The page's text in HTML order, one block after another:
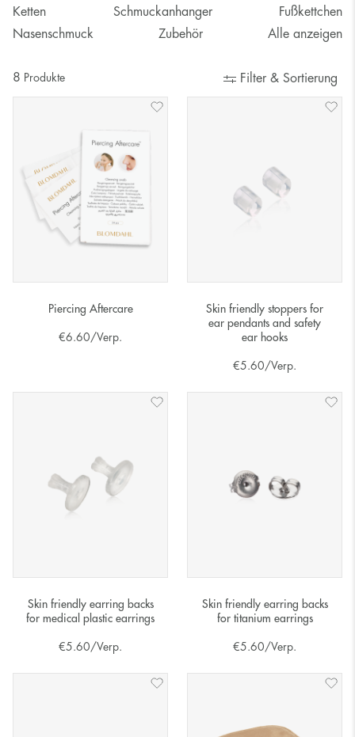
Ketten
Schmuckanhanger
Fußkettchen
Nasenschmuck
Zubehör Alle anzeigen
8 Produkte Filter & Sortierung
Piercing Aftercare
€6.60 /Verp.
Skin friendly stoppers for
ear pendants and safety
ear hooks
€5.60 /Verp.
Skin friendly earring backs
for medical plastic earrings
€5.60/Verp.
Skin friendly earring backs
for titanium earrings
€5.60 /Verp.